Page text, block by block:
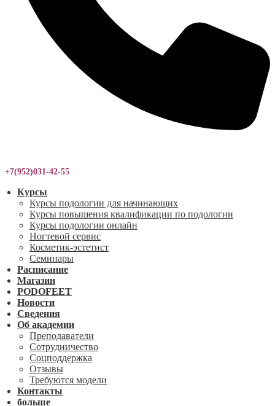
+7(952)031-42-55
Курсы
Курсы подологии для начинающих
Курсы повышения квалификации по подологии
Курсы подологии онлайн
Ногтевой сервис
Косметик-эстетист
Семинары
Расписание
Магазин
PODOFEET
Новости
Сведения
Об академии
Преподаватели
Сотрудничество
Соцподдержка
Отзывы
Требуются модели
Контакты
больше